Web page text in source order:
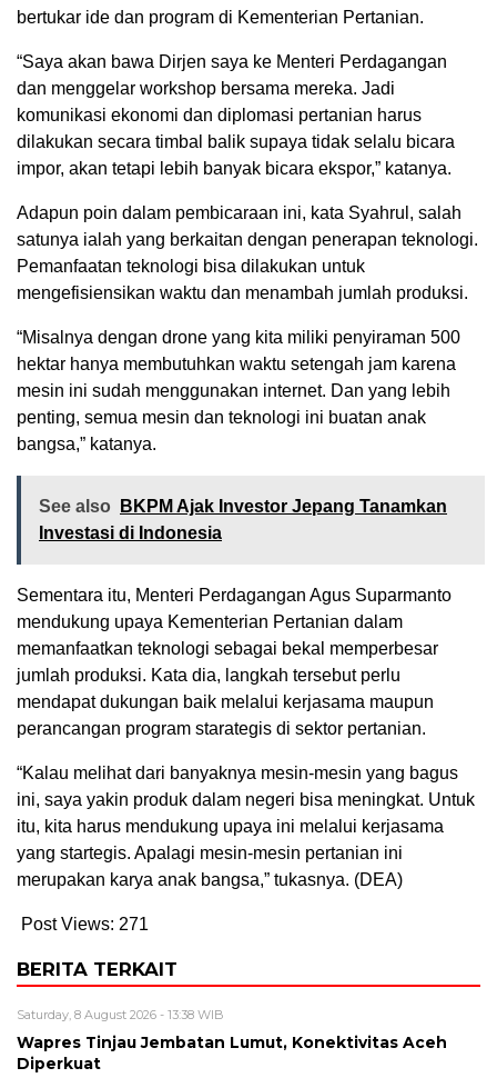
bertukar ide dan program di Kementerian Pertanian.
“Saya akan bawa Dirjen saya ke Menteri Perdagangan
dan menggelar workshop bersama mereka. Jadi
komunikasi ekonomi dan diplomasi pertanian harus
dilakukan secara timbal balik supaya tidak selalu bicara
impor, akan tetapi lebih banyak bicara ekspor,” katanya.
Adapun poin dalam pembicaraan ini, kata Syahrul, salah
satunya ialah yang berkaitan dengan penerapan teknologi.
Pemanfaatan teknologi bisa dilakukan untuk
mengefisiensikan waktu dan menambah jumlah produksi.
“Misalnya dengan drone yang kita miliki penyiraman 500
hektar hanya membutuhkan waktu setengah jam karena
mesin ini sudah menggunakan internet. Dan yang lebih
penting, semua mesin dan teknologi ini buatan anak
bangsa,” katanya.
See also
BKPM Ajak Investor Jepang Tanamkan
Investasi di Indonesia
Sementara itu, Menteri Perdagangan Agus Suparmanto
mendukung upaya Kementerian Pertanian dalam
memanfaatkan teknologi sebagai bekal memperbesar
jumlah produksi. Kata dia, langkah tersebut perlu
mendapat dukungan baik melalui kerjasama maupun
perancangan program starategis di sektor pertanian.
“Kalau melihat dari banyaknya mesin-mesin yang bagus
ini, saya yakin produk dalam negeri bisa meningkat. Untuk
itu, kita harus mendukung upaya ini melalui kerjasama
yang startegis. Apalagi mesin-mesin pertanian ini
merupakan karya anak bangsa,” tukasnya. (DEA)
Post Views: 271
BERITA TERKAIT
Saturday, 8 August 2026 - 13:38 WIB
Wapres Tinjau Jembatan Lumut, Konektivitas Aceh
Diperkuat